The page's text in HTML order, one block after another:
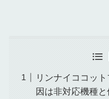
リンナイココッ
因は非対応機種